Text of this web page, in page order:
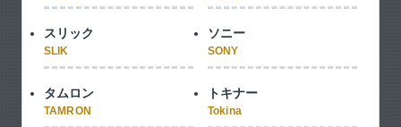
スリック
SLIK
ソニー
SONY
タムロン
TAMRON
トキナー
Tokina